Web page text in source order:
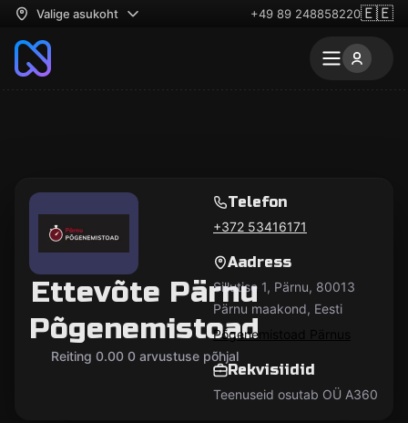
Valige asukoht +49 89 248858220🇪🇪
Ettevõte Pärnu
Põgenemistoad
Reiting 0.00 0 arvustuse põhjal
Telefon
+372 53416171
Aadress
Sillutise 1, Pärnu, 80013
Pärnu maakond, Eesti
Põgenemistoad Pärnus
Rekvisiidid
Teenuseid osutab OÜ A360